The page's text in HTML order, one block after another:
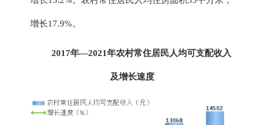
增长17.9%。
2017年—2021年农村常住居民人均可支配收入
及增长速度